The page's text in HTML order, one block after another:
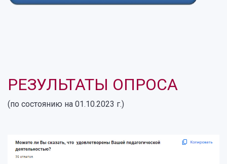
РЕЗУЛЬТАТЫ ОПРОСА
(по состоянию на 01.10.2023 г.)